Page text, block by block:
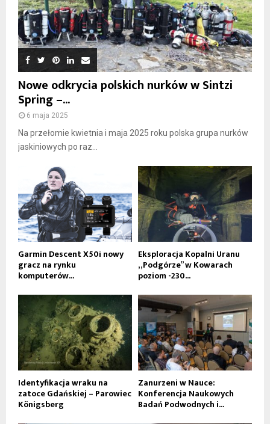
Nowe odkrycia polskich nurków w Sintzi
Spring –...
6 maja 2025
Na przełomie kwietnia i maja 2025 roku polska grupa nurków
jaskiniowych po raz...
Garmin Descent X50i nowy
gracz na rynku
komputerów...
Eksploracja Kopalni Uranu
„Podgórze” w Kowarach
poziom -230...
Identyfikacja wraku na
zatoce Gdańskiej – Parowiec
Königsberg
Zanurzeni w Nauce:
Konferencja Naukowych
Badań Podwodnych i...